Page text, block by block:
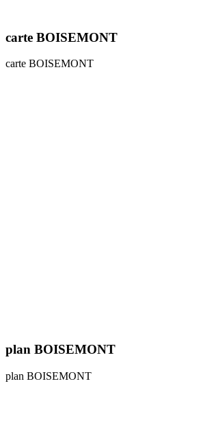
carte BOISEMONT
carte BOISEMONT
plan BOISEMONT
plan BOISEMONT